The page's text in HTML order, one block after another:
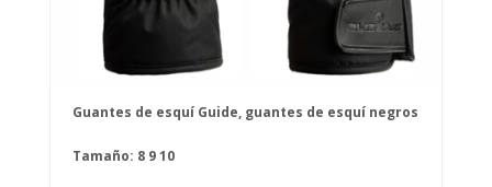
Guantes de esquí Guide, guantes de esquí negros
Tamaño: 8 910